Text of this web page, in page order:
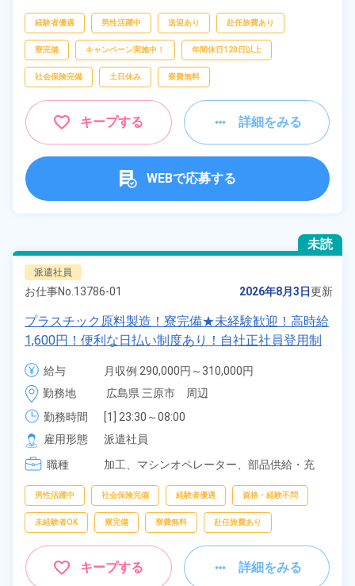
経験者優遇 男性活躍中 送迎あり 赴任旅費あり
寮完備 キャンペーン実施中！ 年間休日120日以上
社会保険完備 土日休み 寮費無料
キープする 詳細をみる
WEBで応募する
未読
派遣社員
お仕事No. 13786-01 2026年8月3日更新
プラスチック原料製造！寮完備★未経験歓迎！高時給
1,600円！便利な日払い制度あり！自社正社員登用制
度あり！マイカー通勤OK！格安食堂利用可！《広島
県三原市》
給与
月収例 290,000円～310,000円
時給 1,600円～1,600円
勤務地
広島県 三原市　周辺
勤務時間
[1] 23:30～08:00
[2] 07:30～16:00
[3] 15:30～00:00
雇用形態
派遣社員
職種
加工、 マシンオペレーター、 部品供給・充
け
男性活躍中 社会保険完備 経験者優遇 資格・経験不問
未経験者OK 寮完備 寮費無料 赴任旅費あり
キープする 詳細をみる